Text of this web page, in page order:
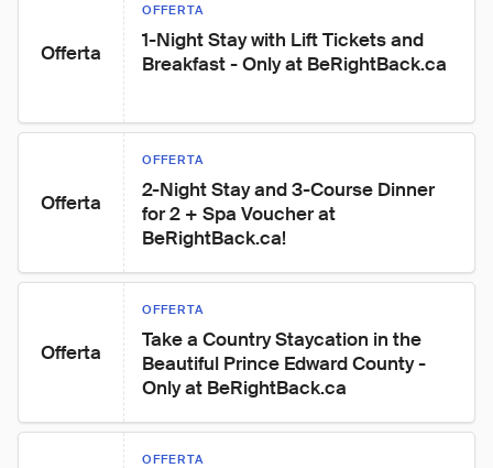
Offerta
OFFERTA
1-Night Stay with Lift Tickets and
Breakfast - Only at BeRightBack.ca
Offerta
OFFERTA
2-Night Stay and 3-Course Dinner
for 2 + Spa Voucher at
BeRightBack.ca!
Offerta
OFFERTA
Take a Country Staycation in the
Beautiful Prince Edward County -
Only at BeRightBack.ca
OFFERTA